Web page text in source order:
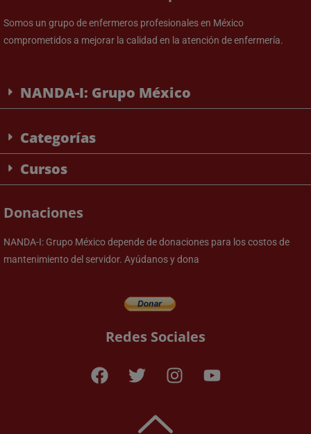
Somos un grupo de enfermeros profesionales en México
comprometidos a mejorar la calidad en la atención de enfermería.
NANDA-I: Grupo México
Categorías
Cursos
Donaciones
NANDA-I: Grupo México depende de donaciones para los costos de
mantenimiento del servidor. Ayúdanos y dona
Redes Sociales